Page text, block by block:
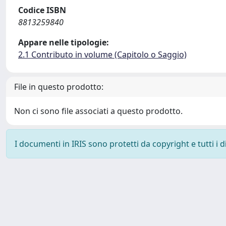
Codice ISBN
8813259840
Appare nelle tipologie:
2.1 Contributo in volume (Capitolo o Saggio)
File in questo prodotto:
Non ci sono file associati a questo prodotto.
I documenti in IRIS sono protetti da copyright e tutti i